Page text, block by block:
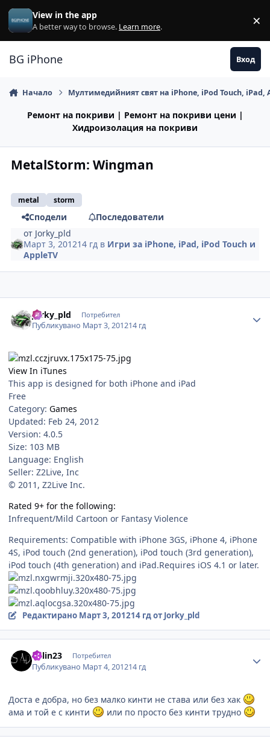
Премини към съдържанието
View in the app
A better way to browse. Learn more. ×
BG iPhone Вход
Начало Мултимедийният свят на iPhone, iPod Touch, iPad,
Ремонт на покриви | Ремонт на покриви цени |
Хидроизолация на покриви
MetalStorm: Wingman
metal storm
Сподели
Последователи
от Jorky_pld
Март 3, 201214 гд в Игри за iPhone, iPad, iPod Touch и
AppleTV
Jorky_pld Потребител
Публикувано Март 3, 201214 гд
View In iTunes
This app is designed for both iPhone and iPad
Free
Category: Games
Updated: Feb 24, 2012
Version: 4.0.5
Size: 103 MB
Language: English
Seller: Z2Live, Inc
© 2011, Z2Live Inc.
Rated 9+ for the following:
Infrequent/Mild Cartoon or Fantasy Violence
Requirements: Compatible with iPhone 3GS, iPhone 4, iPhone
4S, iPod touch (2nd generation), iPod touch (3rd generation),
iPod touch (4th generation) and iPad.Requires iOS 4.1 or later.
Редактирано Март 3, 201214 гдот Jorky_pld
Kalin23 Потребител
Публикувано Март 4, 201214 гд
Доста е добра, но без малко кинти не става или без хак
ама и той е с кинти
или по просто без кинти трудно